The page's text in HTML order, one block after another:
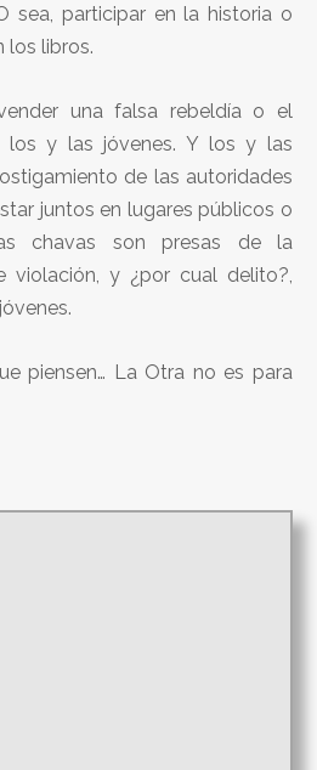
sea, participar en la historia o
los libros.
una falsa rebeldía o el
y las jóvenes. Y los y las
de las autoridades
juntos en lugares públicos o
chavas son presas de la
violación, y ¿por cual delito?,
piensen… La Otra no es para